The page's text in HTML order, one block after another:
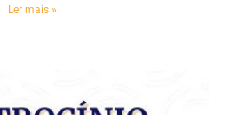
Ler mais »